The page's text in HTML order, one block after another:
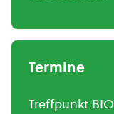
Termine
Treffpunkt BIO